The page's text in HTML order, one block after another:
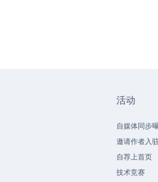
活动
自媒体同步
邀请作者入驻
自荐上首页
技术竞赛